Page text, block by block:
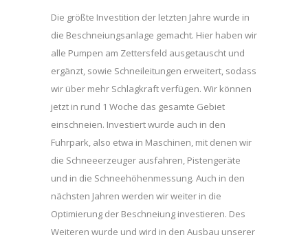
Die größte Investition der letzten Jahre wurde in
die Beschneiungsanlage gemacht. Hier haben wir
alle Pumpen am Zettersfeld ausgetauscht und
ergänzt, sowie Schneileitungen erweitert, sodass
wir über mehr Schlagkraft verfügen. Wir können
jetzt in rund 1 Woche das gesamte Gebiet
einschneien. Investiert wurde auch in den
Fuhrpark, also etwa in Maschinen, mit denen wir
die Schneeerzeuger ausfahren, Pistengeräte
und in die Schneehöhenmessung. Auch in den
nächsten Jahren werden wir weiter in die
Optimierung der Beschneiung investieren. Des
Weiteren wurde und wird in den Ausbau unserer